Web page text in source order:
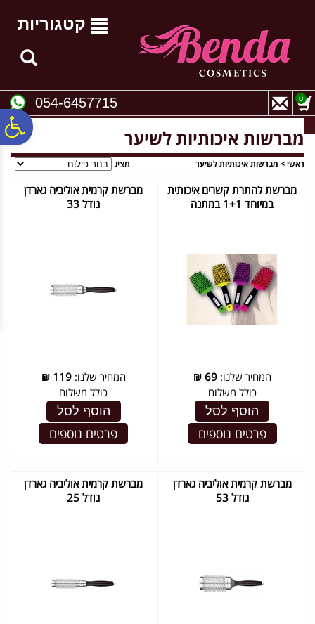
נגישות
קטגוריות
054-6457715 0
מברשות איכותיות לשיער
ראשי > מברשות איכותיות לשיער מציג
מברשת להתרת קשרים איכותית
במיוחד 1+1 במתנה
המחיר שלנו:69
₪
כולל משלוח
הוסף לסל
פרטים נוספים
מברשת קרמית אוליביה גארדן
גודל 33
המחיר שלנו:119
₪
כולל משלוח
הוסף לסל
פרטים נוספים
מברשת קרמית אוליביה גארדן
גודל 53
מברשת קרמית אוליביה גארדן
גודל 25